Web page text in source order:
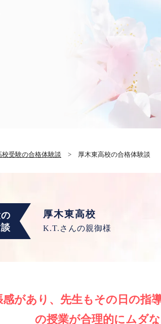
校受験の合格体験談 > 厚木東高校の合格体験談
厚木東高校
K.T.さんの親御様
感があり、先生もその日の
の授業が合理的にムダ